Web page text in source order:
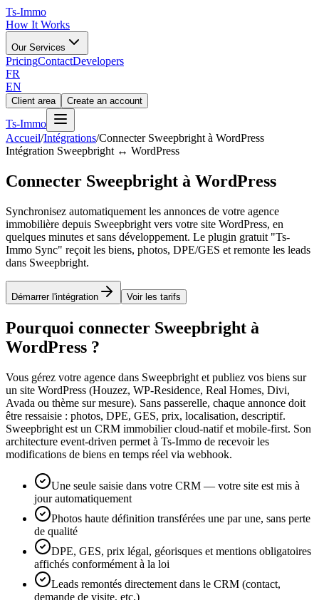
Ts-Immo
How It Works
Our Services
PricingContactDevelopers
FR
EN
Client area Create an account
Ts-Immo
Accueil/Intégrations/Connecter Sweepbright à WordPress
Intégration Sweepbright ↔ WordPress
Connecter Sweepbright à WordPress
Synchronisez automatiquement les annonces de votre agence
immobilière depuis Sweepbright vers votre site WordPress, en
quelques minutes et sans développement. Le plugin gratuit "Ts-
Immo Sync" reçoit les biens, photos, DPE/GES et remonte les leads
dans Sweepbright.
Démarrer l'intégration Voir les tarifs
Pourquoi connecter Sweepbright à
WordPress ?
Vous gérez votre agence dans Sweepbright et publiez vos biens sur
un site WordPress (Houzez, WP-Residence, Real Homes, Divi,
Avada ou thème sur mesure). Sans passerelle, chaque annonce doit
être ressaisie : photos, DPE, GES, prix, localisation, descriptif.
Sweepbright est un CRM immobilier cloud-natif et mobile-first. Son
architecture event-driven permet à Ts-Immo de recevoir les
modifications de biens en temps réel via webhook.
Une seule saisie dans votre CRM — votre site est mis à
jour automatiquement
Photos haute définition transférées une par une, sans perte
de qualité
DPE, GES, prix légal, géorisques et mentions obligatoires
affichés conformément à la loi
Leads remontés directement dans le CRM (contact,
demande de visite, etc.)